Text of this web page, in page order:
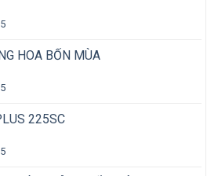
HOA BỐN MÙA
225SC